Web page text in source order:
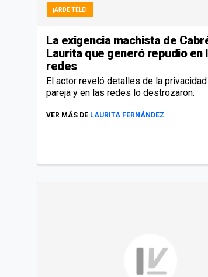
¡ARDE TELE!
La exigencia machista de
Laurita que generó repudio en
redes
El actor reveló detalles de la
pareja y en las redes lo destrozaron.
VER MÁS DE LAURITA FERNÁNDEZ